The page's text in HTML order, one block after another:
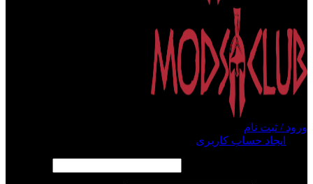
ورود / ثبت نام
ایجاد حساب کاربری